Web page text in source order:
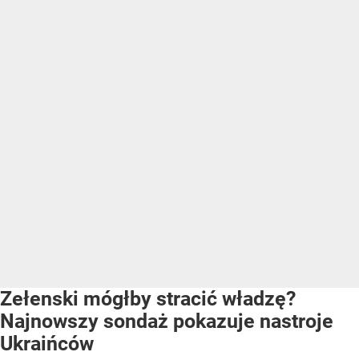
Zełenski mógłby stracić władzę?
Najnowszy sondaż pokazuje nastroje
Ukraińców